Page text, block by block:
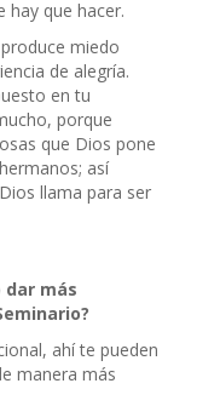
hay que hacer.
miedo
de alegría.
en tu
porque
que Dios pone
así
llama para ser
dar más
ahí te pueden
manera más